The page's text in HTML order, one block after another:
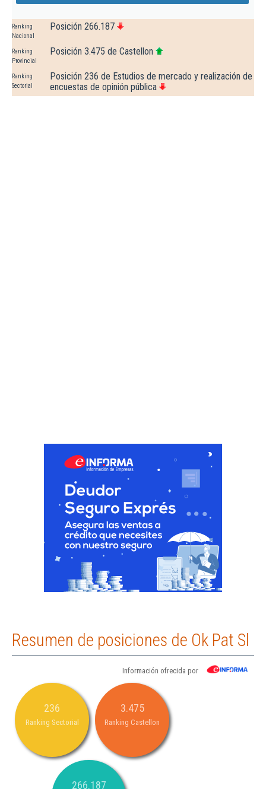
Ranking
Nacional
Posición 266.187
Ranking
Provincial
Posición 3.475 de Castellon
Ranking
Sectorial
Posición 236 de Estudios de mercado y realización de
encuestas de opinión pública
Resumen de posiciones de Ok Pat Sl
Información ofrecida por
236
Ranking Sectorial
3.475
Ranking Castellon
266.187